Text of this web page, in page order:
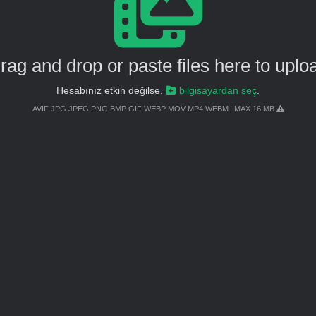
and drop or paste files here to
Hesabınız etkin değilse, bilgisayardan seç
AVIF JPG JPEG PNG BMP GIF WEBP MOV MP4 WEBM MAX 16 MB